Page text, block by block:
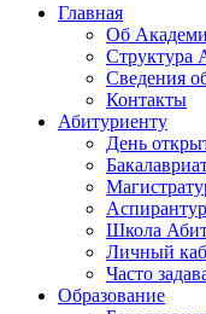
Главная
Об
Структура
Сведения
Контакты
Абитуриенту
День
Школа
Личный
Часто
Образование